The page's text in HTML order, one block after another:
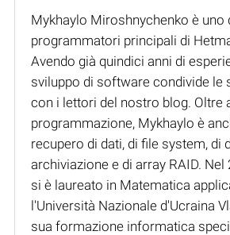
Mykhaylo Miroshnychenko è uno
programmatori principali di
Avendo già quindici anni di
sviluppo di software condivide le
con i lettori del nostro blog. Oltre
programmazione, Mykhaylo è
recupero di dati, di file system, di
archiviazione e di array RAID. Nel
si è laureato in Matematica
l'Università Nazionale d'Ucraina
sua formazione informatica